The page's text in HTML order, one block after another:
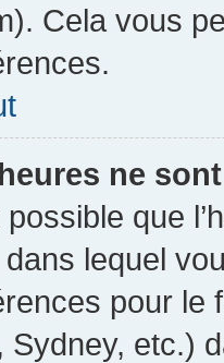
Cela vous
ne
possible que
dans lequel
pour le
Sydney, etc.)